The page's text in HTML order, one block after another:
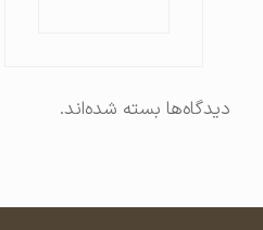
دیدگاه‌ها بسته شده‌اند.